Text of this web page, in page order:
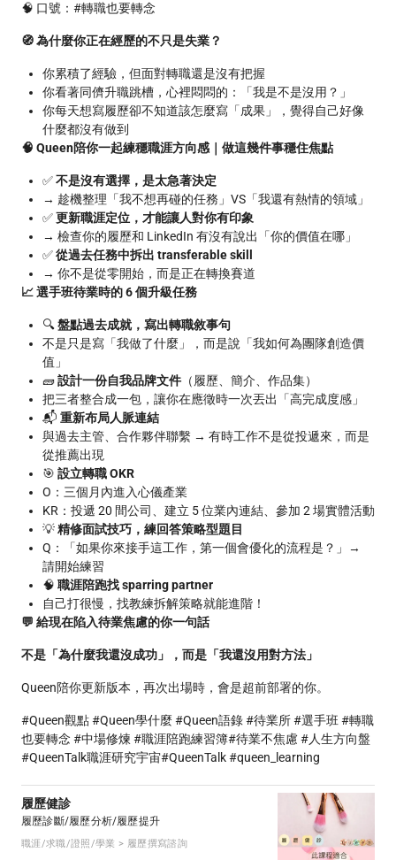
🧠 口號：#轉職也要轉念
🧭 為什麼你正在經歷的不只是失業？
你累積了經驗，但面對轉職還是沒有把握
你看著同儕升職跳槽，心裡悶悶的：「我是不是沒用？」
你每天想寫履歷卻不知道該怎麼寫「成果」，覺得自己好像
什麼都沒有做到
🧠 Queen陪你一起練穩職涯方向感｜做這幾件事穩住焦點
✅不是沒有選擇，是太急著決定
→ 趁機整理「我不想再碰的任務」VS「我還有熱情的領域」
✅更新職涯定位，才能讓人對你有印象
→ 檢查你的履歷和 LinkedIn 有沒有說出「你的價值在哪」
✅從過去任務中拆出 transferable skill
→ 你不是從零開始，而是正在轉換賽道
📈 選手班待業時的 6 個升級任務
🔍盤點過去成就，寫出轉職敘事句
不是只是寫「我做了什麼」，而是說「我如何為團隊創造價
值」
🧱設計一份自我品牌文件 （履歷、簡介、作品集）
把三者整合成一包，讓你在應徵時一次丟出「高完成度感」
📬 重新布局人脈連結
與過去主管、合作夥伴聯繫 → 有時工作不是從投遞來，而是
從推薦出現
🎯 設立轉職 OKR
O：三個月內進入心儀產業
KR：投遞 20 間公司、建立 5 位業內連結、參加 2 場實體活動
💡精修面試技巧，練回答策略型題目
Q：「如果你來接手這工作，第一個會優化的流程是？」→
請開始練習
🧠 職涯陪跑找 sparring partner
自己打很慢，找教練拆解策略就能進階！
💬 給現在陷入待業焦慮的你一句話
不是「為什麼我還沒成功」，而是「我還沒用對方法」
Queen陪你更新版本，再次出場時，會是超前部署的你。
#Queen觀點 #Queen學什麼 #Queen語錄 #待業所 #選手班 #轉職
也要轉念 #中場修煉 #職涯陪跑練習簿#待業不焦慮 #人生方向盤
#QueenTalk職涯研究宇宙#QueenTalk #queen_learning
履歷健診
履歷診斷/履歷分析/履歷提升
職涯/求職/證照/學業 > 履歷撰寫諮詢